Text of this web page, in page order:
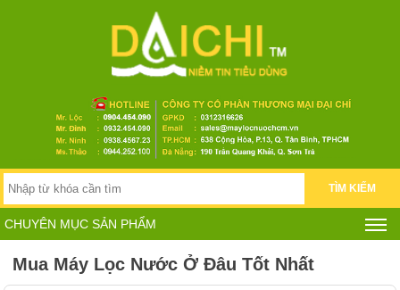
TÌM KIẾM
CHUYÊN MỤC SẢN PHẨM
Mua Máy Lọc Nước Ở Đâu Tốt Nhất